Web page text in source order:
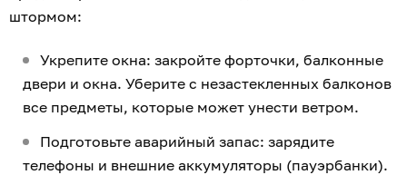
штормом:
Укрепите окна: закройте форточки, балконные
двери и окна. Уберите с незастекленных балконов
все предметы, которые может унести ветром.
Подготовьте аварийный запас: зарядите
телефоны и внешние аккумуляторы (пауэрбанки).